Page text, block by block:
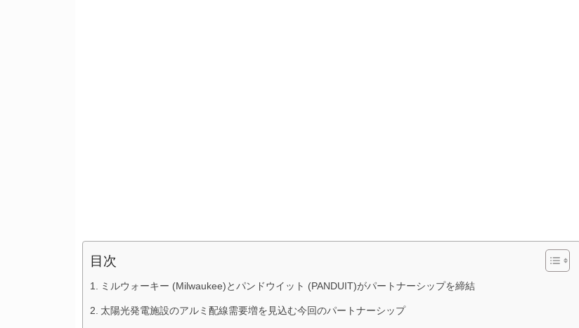
目次
ミルウォーキー (Milwaukee)とパンドウイット (PANDUIT)がパートナーシップを締結
太陽光発電施設のアルミ配線需要増を見込む今回のパートナーシップ